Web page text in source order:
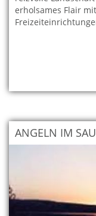
erholsames Flair
ANGELN IM